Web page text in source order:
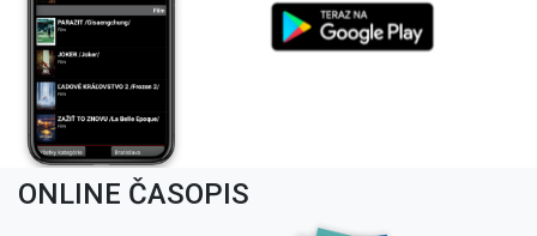
ONLINE ČASOPIS